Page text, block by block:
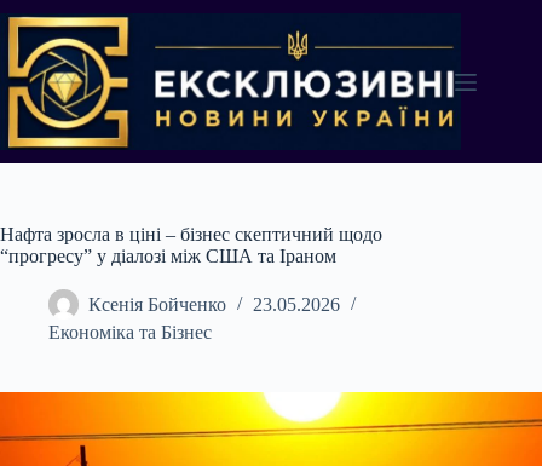
до
вмісту
Нафта зросла в ціні – бізнес скептичний щодо
“прогресу” у діалозі між США та Іраном
Ксенія Бойченко
23.05.2026
Економіка та Бізнес